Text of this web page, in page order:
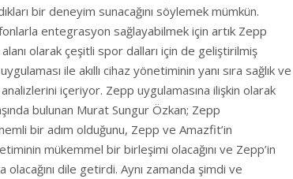
bir deneyim sunacağını söylemek mümkün.
entegrasyon sağlayabilmek için artık Zepp
olarak çeşitli spor dalları için de geliştirilmiş
ile akıllı cihaz yönetiminin yanı sıra sağlık ve
içeriyor. Zepp uygulamasına ilişkin olarak
bulunan Murat Sungur Özkan; Zepp
bir adım olduğunu, Zepp ve Amazfit’in
mükemmel bir birleşimi olacağını ve Zepp’in
dile getirdi. Aynı zamanda şimdi ve